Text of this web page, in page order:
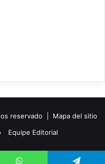
reservado | Mapa del sitio
Equipe Editorial